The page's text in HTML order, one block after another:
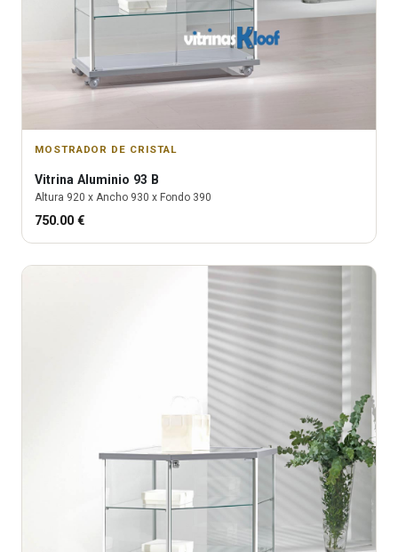
MOSTRADOR DE CRISTAL
Vitrina Aluminio 93 B
Altura 920 x Ancho 930 x Fondo 390
750.00 €